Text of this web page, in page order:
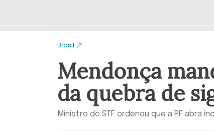
Brasil
Mendonça
da quebra de
Ministro do STF ordenou que a PF abra